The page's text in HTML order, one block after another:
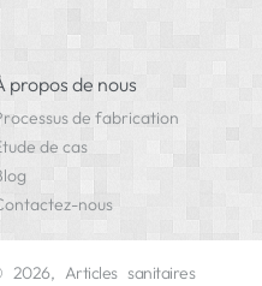
propos de nous
de fabrication
de cas
nous
Articles sanitaires